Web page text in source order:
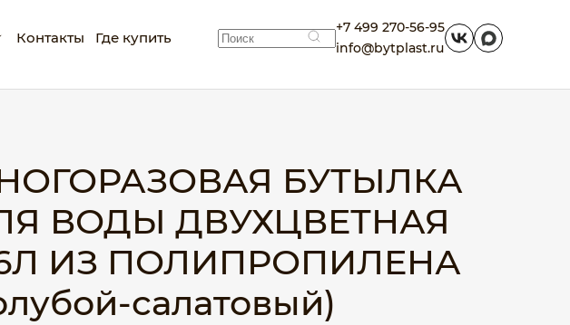
Контакты Где купить
+7 499 270-56-95
info@bytplast.ru
БУТЫЛКА
ВОДЫ ДВУХЦВЕТНАЯ
ИЗ ПОЛИПРОПИЛЕНА
салатовый)